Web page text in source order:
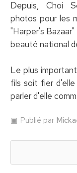
Depuis, Choi
photos pour les
"Harper's
beauté national
Le plus
fils soit fier
parler d'elle
Publié par